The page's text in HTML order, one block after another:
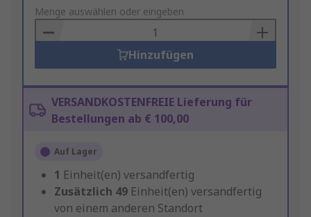
to
Basket
Menge auswählen oder eingeben
Hinzufügen
VERSANDKOSTENFREIE Lieferung für
Bestellungen ab € 100,00
Auf Lager
1 Einheit(en) versandfertig
Zusätzlich 49 Einheit(en) versandfertig
von einem anderen Standort